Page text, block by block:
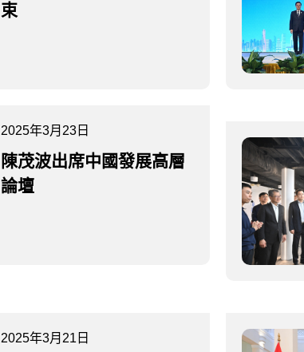
束
2025年3月23日
陳茂波出席中國發展高層
論壇
2025年3月21日